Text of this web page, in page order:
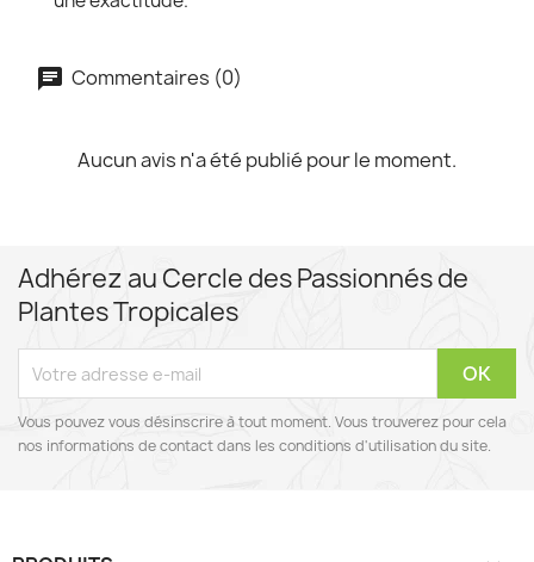
Commentaires (0)
Aucun avis n'a été publié pour le moment.
Adhérez au Cercle des Passionnés de
Plantes Tropicales
Vous pouvez vous désinscrire à tout moment. Vous trouverez pour cela
nos informations de contact dans les conditions d'utilisation du site.